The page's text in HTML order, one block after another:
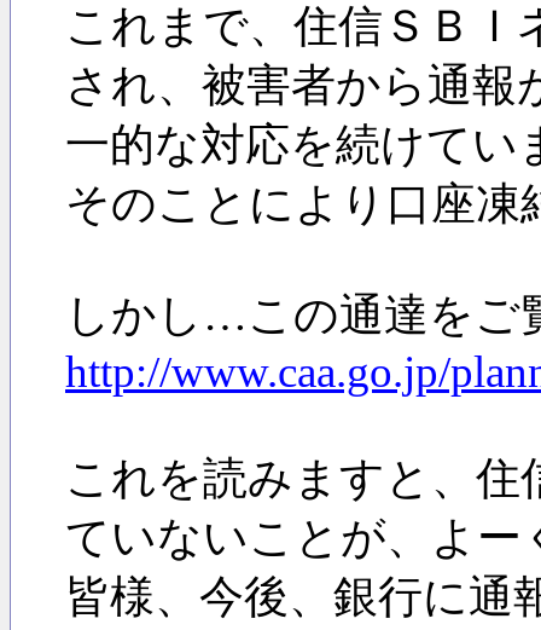
これまで、住信ＳＢＩ
され、被害者から通
一的な対応を続けてい
そのことにより口座
しかし…この通達をご
http://www.caa.go.jp/
これを読みますと、
ていないことが、よ
皆様、今後、銀行に通